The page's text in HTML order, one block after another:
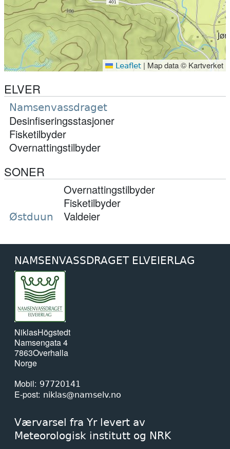
Leaflet | Map data © Kartverket
ELVER
Namsenvassdraget
Desinfiseringsstasjoner
Fisketilbyder
Overnattingstilbyder
SONER
Østduun
Overnattingstilbyder
Fisketilbyder
Valdeier
NAMSENVASSDRAGET ELVEIERLAG
NiklasHögstedt
Namsengata 4
7863Overhalla
Norge
Mobil
97720141
E-post niklas@namselv.no
Værvarsel fra Yr levert av
Meteorologisk institutt og NRK